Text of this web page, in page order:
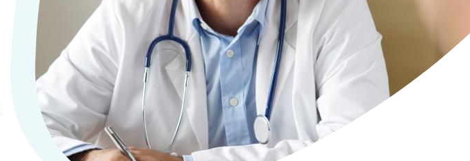
Maison de repos et de soins de Virton
Maison de repos et de soins de Vielsalm
Maison de repos et de soins de Florenville
Maison de repos et de soins de Villers-devant-Orval
Crèches
Crèche d'Arlon
Crèche de Libramont
Crèche de Marche